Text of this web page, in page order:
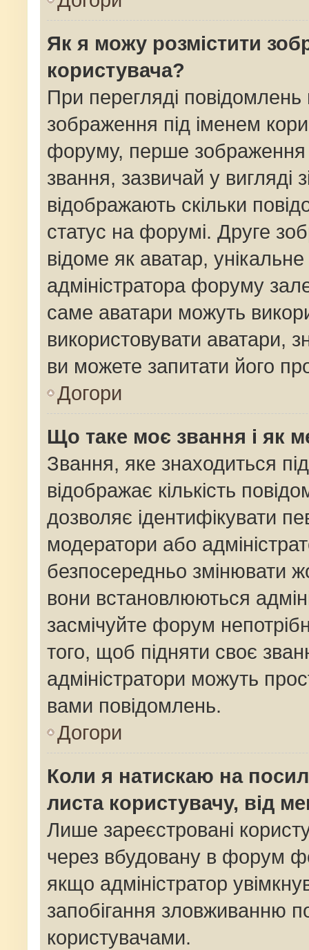
Як я можу розмістити
користувача?
При перегляді
зображення під іменем
форуму, перше зображення
звання, зазвичай у вигляді
відображають скільки
статус на форумі. Друге
відоме як аватар,
адміністратора форуму
саме аватари можуть
використовувати аватари,
ви можете запитати його
Догори
Що таке моє звання і як
Звання, яке знаходиться
відображає кількість
дозволяє ідентифікувати
модератори або
безпосередньо змінювати
вони встановлюються
засмічуйте форум
того, щоб підняти своє
адміністратори можуть
вами повідомлень.
Догори
Коли я натискаю на
листа користувачу, від
Лише зареєстровані
через вбудовану в форум
якщо адміністратор
запобігання зловживанню
користувачами.